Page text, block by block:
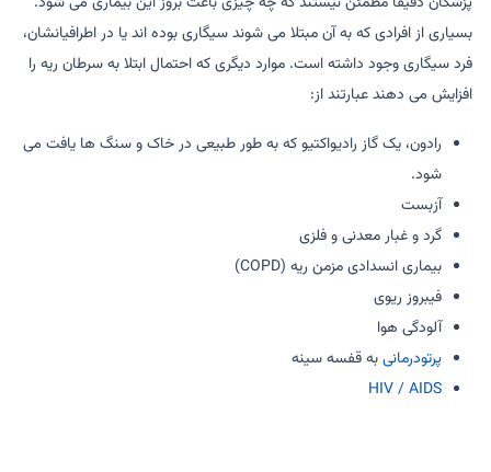
بسیاری از افرادی که به آن مبتلا می شوند سیگاری بوده اند یا در اطرافیانشان،
فرد سیگاری وجود داشته است. موارد دیگری که احتمال ابتلا به سرطان ریه را
افزایش می دهند عبارتند از:
رادون، یک گاز رادیواکتیو که به طور طبیعی در خاک و سنگ ها یافت می
شود.
آزبست
گرد و غبار معدنی و فلزی
بیماری انسدادی مزمن ریه (COPD)
فیبروز ریوی
آلودگی هوا
پرتودرمانیبه قفسه سینه
HIV / AIDS